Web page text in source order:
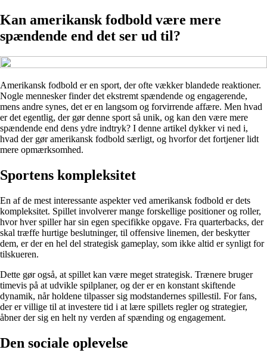
Kan amerikansk fodbold være mere
spændende end det ser ud til?
Amerikansk fodbold er en sport, der ofte vækker blandede reaktioner.
Nogle mennesker finder det ekstremt spændende og engagerende,
mens andre synes, det er en langsom og forvirrende affære. Men hvad
er det egentlig, der gør denne sport så unik, og kan den være mere
spændende end dens ydre indtryk? I denne artikel dykker vi ned i,
hvad der gør amerikansk fodbold særligt, og hvorfor det fortjener lidt
mere opmærksomhed.
Sportens kompleksitet
En af de mest interessante aspekter ved amerikansk fodbold er dets
kompleksitet. Spillet involverer mange forskellige positioner og roller,
hvor hver spiller har sin egen specifikke opgave. Fra quarterbacks, der
skal træffe hurtige beslutninger, til offensive linemen, der beskytter
dem, er der en hel del strategisk gameplay, som ikke altid er synligt for
tilskueren.
Dette gør også, at spillet kan være meget strategisk. Trænere bruger
timevis på at udvikle spilplaner, og der er en konstant skiftende
dynamik, når holdene tilpasser sig modstandernes spillestil. For fans,
der er villige til at investere tid i at lære spillets regler og strategier,
åbner der sig en helt ny verden af spænding og engagement.
Den sociale oplevelse